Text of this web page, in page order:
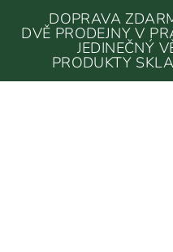
DOPRAVA
DVĚ PRODEJNY V
JEDINEČNÝ
PRODUKTY